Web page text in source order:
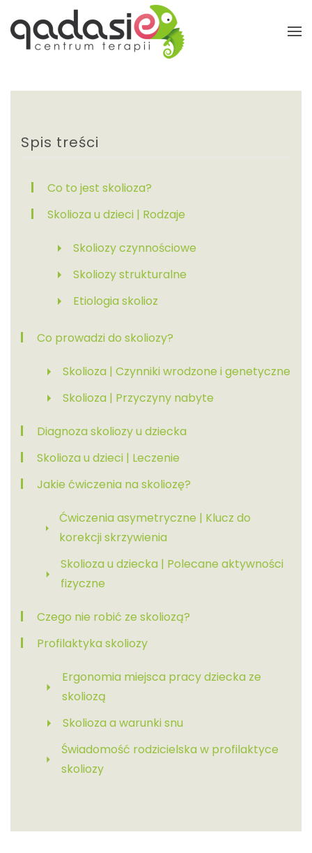
Przejdź do głównej treści
Spis treści
Co to jest skolioza?
Skolioza u dzieci | Rodzaje
Skoliozy czynnościowe
Skoliozy strukturalne
Etiologia skolioz
Co prowadzi do skoliozy?
Skolioza | Czynniki wrodzone i genetyczne
Skolioza | Przyczyny nabyte
Diagnoza skoliozy u dziecka
Skolioza u dzieci | Leczenie
Jakie ćwiczenia na skoliozę?
Ćwiczenia asymetryczne | Klucz do
korekcji skrzywienia
Skolioza u dziecka | Polecane aktywności
fizyczne
Czego nie robić ze skoliozą?
Profilaktyka skoliozy
Ergonomia miejsca pracy dziecka ze
skoliozą
Skolioza a warunki snu
Świadomość rodzicielska w profilaktyce
skoliozy